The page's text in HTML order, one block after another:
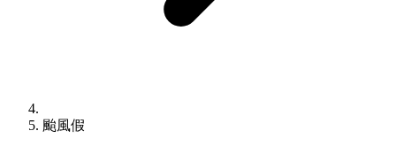
颱風假